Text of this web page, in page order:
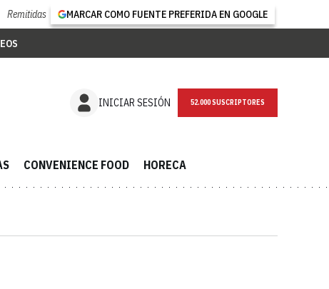
Remitidas MARCAR COMO FUENTE PREFERIDA EN GOOGLE
INICIAR SESIÓN NEWSLETTER
CONVENIENCE FOOD HORECA